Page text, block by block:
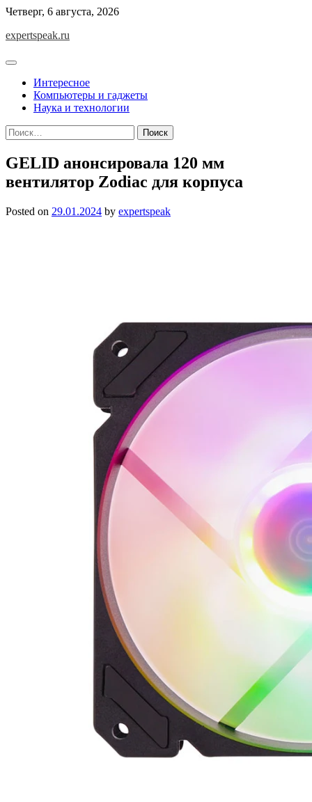
Skip
content
Четверг, 6 августа, 2026
expertspeak.ru
Интересное
Компьютеры и гаджеты
Наука и технологии
Найти:
GELID анонсировала 120 мм
вентилятор Zodiac для корпуса
Posted on 29.01.2024 by expertspeak